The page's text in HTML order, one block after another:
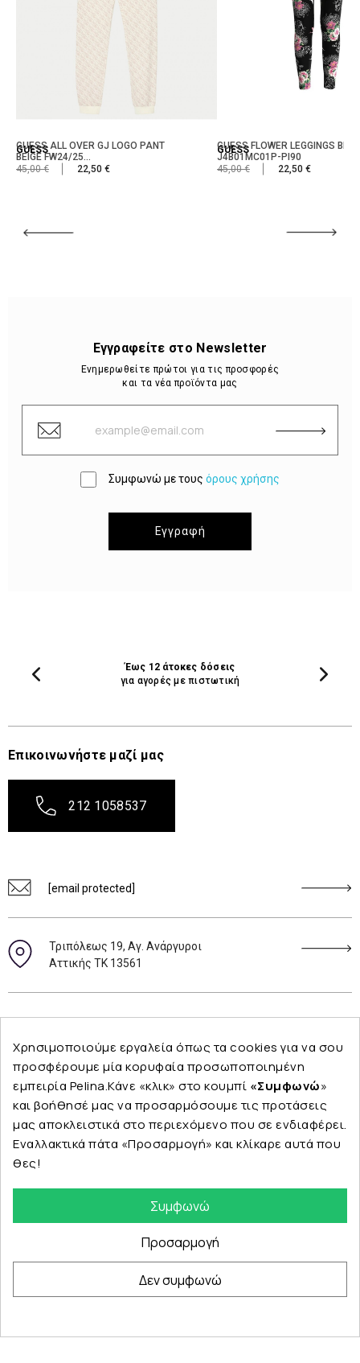
GUESS
GUESS ALL OVER GJ LOGO PANT
BEIGE FW24/25...
45,00 €
22,50 €
GUESS
GUESS FLOWER LEGGINGS
J4B01MC01P-PI90
45,00 €
22,50 €
Εγγραφείτε στο Newsletter
Ενημερωθείτε πρώτοι για τις προσφορές
και τα νέα προϊόντα μας
Συμφωνώ με τους όρους χρήσης
Εγγραφή
Έως 12 άτοκες δόσεις
για αγορές με πιστωτική
Επικοινωνήστε μαζί μας
212 1058537
[email protected]
Τριπόλεως 19, Αγ. Ανάργυροι
Αττικής ΤΚ 13561
Εταιρεία
© Copyright 2024 PELINA. All rights reserved.
Χρησιμοποιούμε εργαλεία όπως τα cookies για να σου
προσφέρουμε μία κορυφαία προσωποποιημένη
εμπειρία Pelina.Κάνε «κλικ» στο κουμπί «Συμφωνώ»
και βοήθησέ μας να προσαρμόσουμε τις προτάσεις
μας αποκλειστικά στο περιεχόμενο που σε ενδιαφέρει.
Εναλλακτικά πάτα «Προσαρμογή» και κλίκαρε αυτά που
θες!
Συμφωνώ
Δεν συμφωνώ
Προσαρμογή